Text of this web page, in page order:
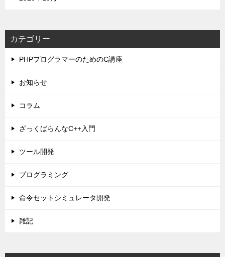
カテゴリー
PHPプログラマーのためのC講座
お知らせ
コラム
ざっくばらんなC++入門
ツール開発
プログラミング
命令セットシミュレータ開発
雑記